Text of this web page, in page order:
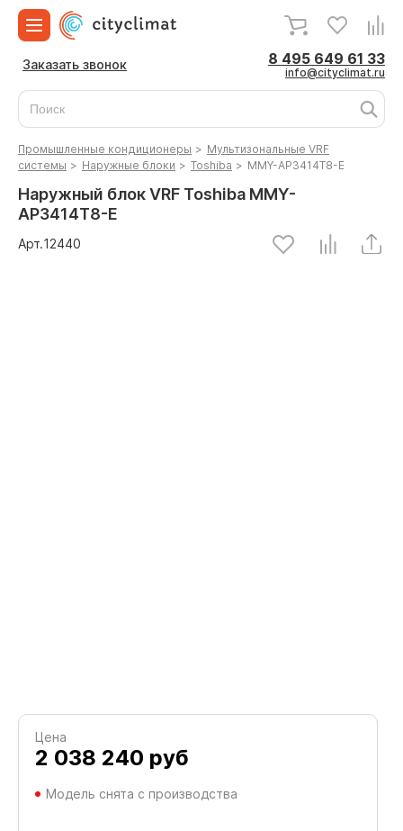
Заказать звонок 8 495 649 61 33
info@cityclimat.ru
Промышленные кондиционеры > Мультизональные VRF
системы > Наружные блоки > Toshiba > MMY-AP3414T8-E
Наружный блок VRF Toshiba MMY-
AP3414T8-E
Арт.12440
Цена
2 038 240 руб
Модель снята с производства